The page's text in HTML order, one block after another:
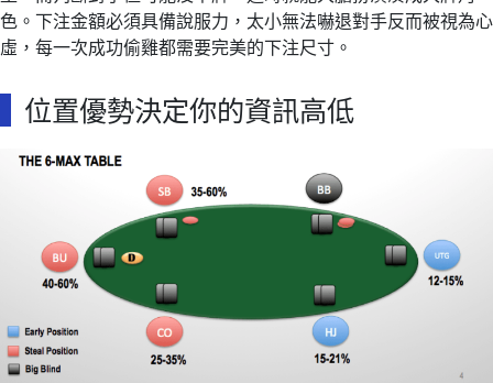
色。下注金額必須具備說服力，太小無法嚇退對手反而被視為心
虛，每一次成功偷雞都需要完美的下注尺寸。
位置優勢決定你的資訊高低